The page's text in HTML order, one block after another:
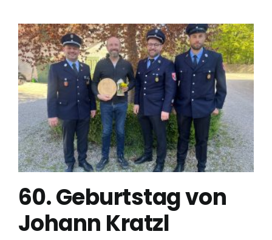
60. Geburtstag von
Johann Kratzl